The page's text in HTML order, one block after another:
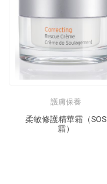
護膚保養
柔敏修護精華霜（SOS
霜）